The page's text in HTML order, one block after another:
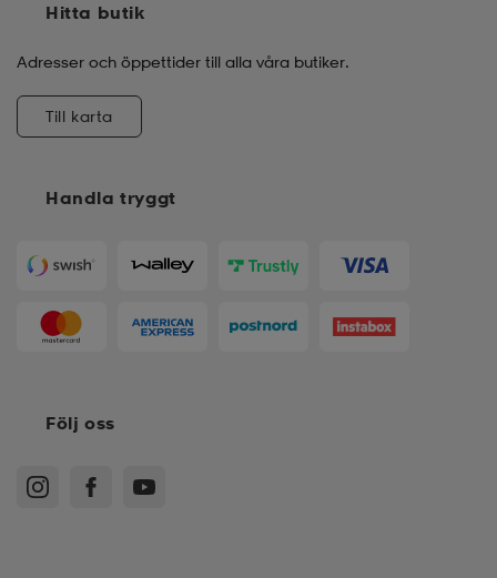
Handla tryggt
Hitta butik
Adresser och öppettider till alla våra butiker.
Till karta
Följ oss